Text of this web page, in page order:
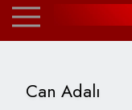
Can Adalı